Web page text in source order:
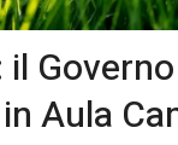
il
Aula